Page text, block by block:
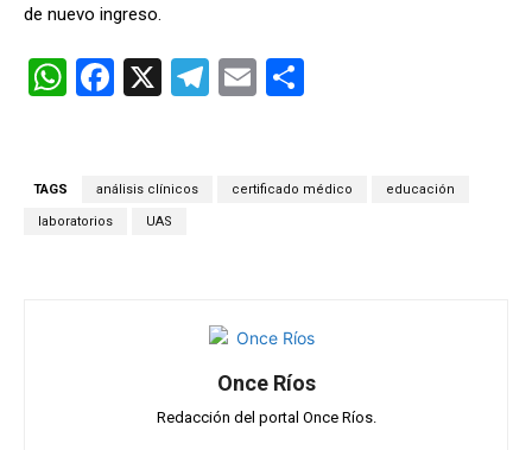
de nuevo ingreso.
W
A
F
b
X
T
gr
E
p
TAGS análisis clínicos certificado médico educación
laboratorios UAS
Once Ríos
Redacción del portal Once Ríos.